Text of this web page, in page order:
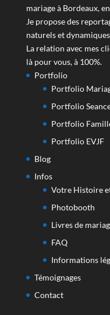
mariage à Bordeaux,
Je propose des
naturels et
La relation avec mes
là pour vous, à 100%.
Portfolio
Portfolio
Portfolio
Portfolio
Portfolio EVJF
Blog
Infos
Votre Histoire
Photobooth
Livres de
FAQ
Informations
Témoignages
Contact